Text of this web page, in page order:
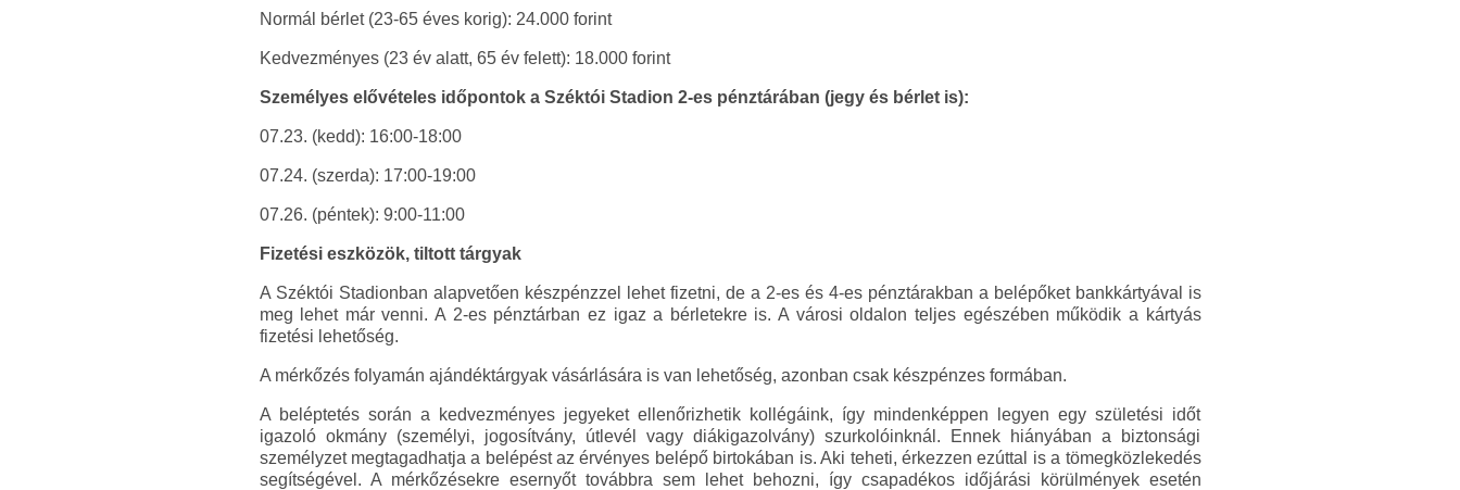
Normál bérlet (23-65 éves korig): 24.000 forint
Kedvezményes (23 év alatt, 65 év felett): 18.000 forint
Személyes elővételes időpontok a Széktói Stadion 2-es pénztárában (jegy és bérlet is):
07.23. (kedd): 16:00-18:00
07.24. (szerda): 17:00-19:00
07.26. (péntek): 9:00-11:00
Fizetési eszközök, tiltott tárgyak
A Széktói Stadionban alapvetően készpénzzel lehet fizetni, de a 2-es és 4-es pénztárakban a belépőket bankkártyával is
meg lehet már venni. A 2-es pénztárban ez igaz a bérletekre is. A városi oldalon teljes egészében működik a kártyás
fizetési lehetőség.
A mérkőzés folyamán ajándéktárgyak vásárlására is van lehetőség, azonban csak készpénzes formában.
A beléptetés során a kedvezményes jegyeket ellenőrizhetik kollégáink, így mindenképpen legyen egy születési időt
igazoló okmány (személyi, jogosítvány, útlevél vagy diákigazolvány) szurkolóinknál. Ennek hiányában a biztonsági
személyzet megtagadhatja a belépést az érvényes belépő birtokában is. Aki teheti, érkezzen ezúttal is a tömegközlekedés
segítségével. A mérkőzésekre esernyőt továbbra sem lehet behozni, így csapadékos időjárási körülmények esetén